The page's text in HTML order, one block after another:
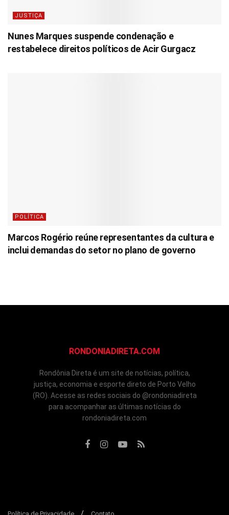
JUSTIÇA
Nunes Marques suspende condenação e
restabelece direitos políticos de Acir Gurgacz
POLÍTICA
Marcos Rogério reúne representantes da cultura e
inclui demandas do setor no plano de governo
RONDONIADIRETA.COM
Rondônia Direta é um site de notícias, política,
justiça, economia e esporte direto de Porto Velho
(RO). Acesse as redes sociais do @rondoniadireta
para acompanhar as últimas notícias do
rondoniadireta.com